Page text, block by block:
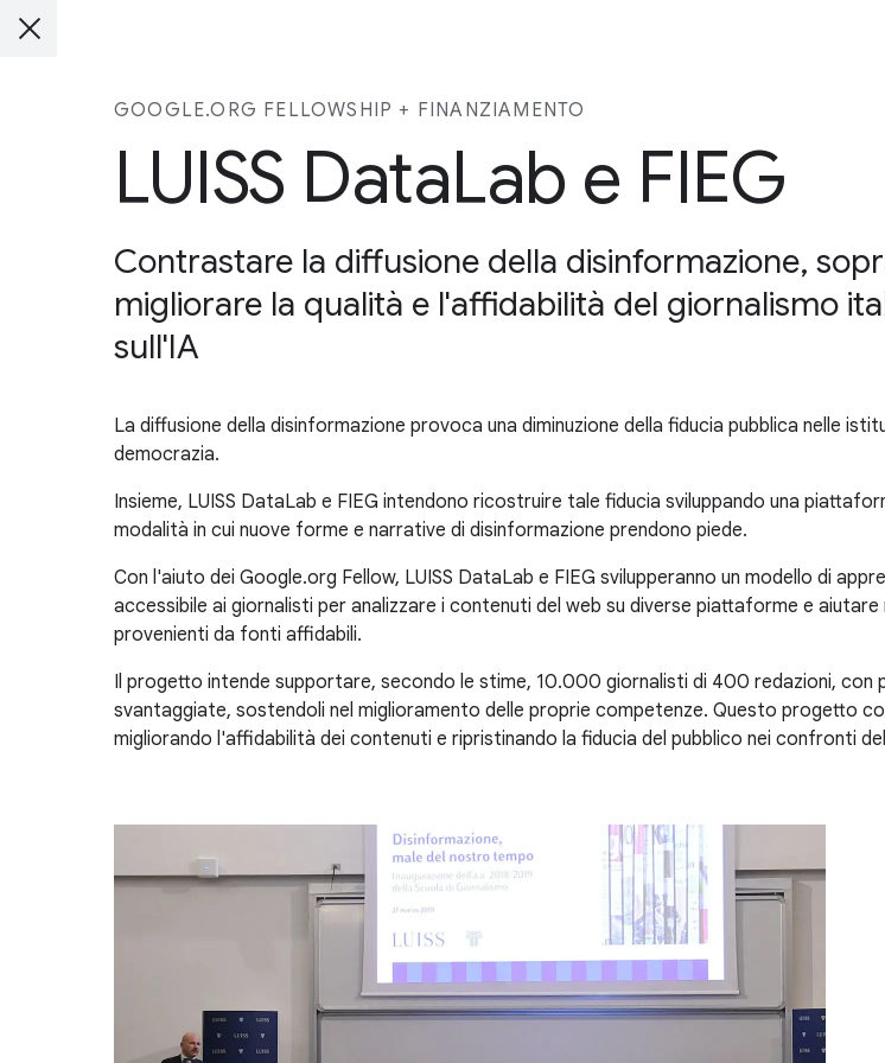
GOOGLE.ORG FELLOWSHIP + FINANZIAMENTO
LUISS DataLab e FIEG
Contrastare la diffusione della disinformazione,
migliorare la qualità e l'affidabilità del giornalismo
sull'IA
La diffusione della disinformazione provoca una diminuzione della fiducia pubblica nelle
democrazia.
Insieme, LUISS DataLab e FIEG intendono ricostruire tale fiducia sviluppando una
modalità in cui nuove forme e narrative di disinformazione prendono piede.
Con l'aiuto dei Google.org Fellow, LUISS DataLab e FIEG svilupperanno un modello di
accessibile ai giornalisti per analizzare i contenuti del web su diverse piattaforme e
provenienti da fonti affidabili.
Il progetto intende supportare, secondo le stime, 10.000 giornalisti di 400 redazioni,
svantaggiate, sostendoli nel miglioramento delle proprie competenze. Questo progetto
migliorando l'affidabilità dei contenuti e ripristinando la fiducia del pubblico nei confronti